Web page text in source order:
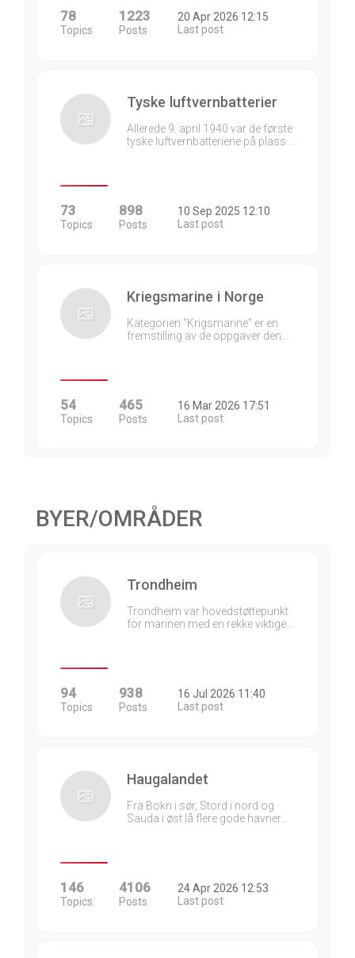
78
Topics
1223
Posts
20 Apr 2026 12:15
Last post
Tyske luftvernbatterier
Allerede 9. april 1940 var de første
tyske luftvernbatteriene på plass…
73
Topics
898
Posts
10 Sep 2025 12:10
Last post
Kriegsmarine i Norge
Kategorien "Krigsmarine" er en
fremstilling av de oppgaver den…
54
Topics
465
Posts
16 Mar 2026 17:51
Last post
BYER/OMRÅDER
Trondheim
Trondheim var hovedstøttepunkt
for marinen med en rekke viktige…
94
Topics
938
Posts
16 Jul 2026 11:40
Last post
Haugalandet
Fra Bokn i sør, Stord i nord og
Sauda i øst lå flere gode havner…
146
Topics
4106
Posts
24 Apr 2026 12:53
Last post